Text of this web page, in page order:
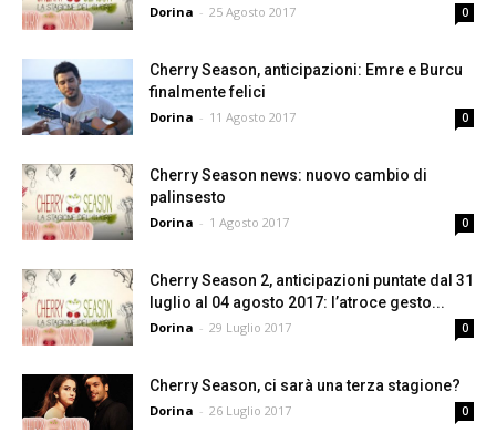
Dorina - 25 Agosto 2017 0
Cherry Season, anticipazioni: Emre e Burcu
finalmente felici
Dorina - 11 Agosto 2017 0
Cherry Season news: nuovo cambio di
palinsesto
Dorina - 1 Agosto 2017 0
Cherry Season 2, anticipazioni puntate dal 31
luglio al 04 agosto 2017: l’atroce gesto...
Dorina - 29 Luglio 2017 0
Cherry Season, ci sarà una terza stagione?
Dorina - 26 Luglio 2017 0